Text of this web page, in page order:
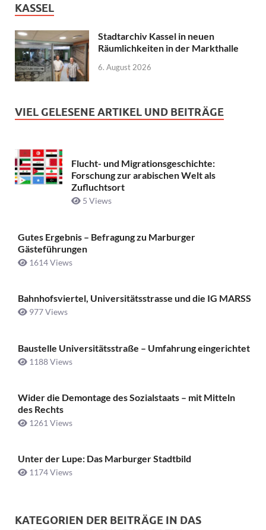
KASSEL
Stadtarchiv Kassel in neuen
Räumlichkeiten in der Markthalle
6. August 2026
VIEL GELESENE ARTIKEL UND BEITRÄGE
Flucht- und Migrationsgeschichte:
Forschung zur arabischen Welt als
Zufluchtsort
5 Views
Gutes Ergebnis – Befragung zu Marburger
Gästeführungen
1614 Views
Bahnhofsviertel, Universitätsstrasse und die IG MARSS
977 Views
Baustelle Universitätsstraße ­– Umfahrung eingerichtet
1188 Views
Wider die Demontage des Sozialstaats – mit Mitteln
des Rechts
1261 Views
Unter der Lupe: Das Marburger Stadtbild
1174 Views
KATEGORIEN DER BEITRÄGE IN DAS